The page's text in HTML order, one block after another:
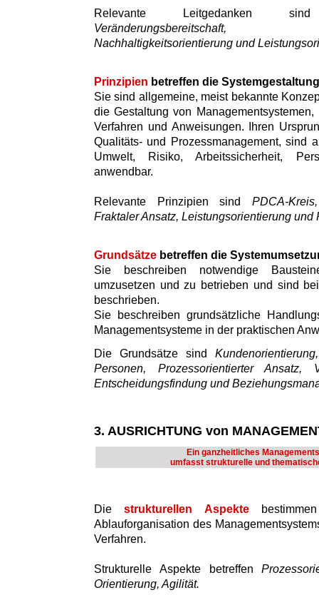
Relevante Leitgedanken
Veränderungsbereitschaft,
Nachhaltigkeitsorientierung und
Prinzipien betreffen die Systemgestaltung
Sie sind allgemeine, meist bekannte
die Gestaltung von
Verfahren und Anweisungen. Ihren
Qualitäts- und Prozessmanagement, sind
Umwelt, Risiko, Arbeitssicherheit,
anwendbar.
Relevante Prinzipien sind PDCA-
Fraktaler Ansatz, Leistungsorientierung und
Grundsätze betreffen die
Sie beschreiben notwendige
umzusetzen und zu betrieben und sind
beschrieben.
Sie beschreiben grundsätzliche
Managementsysteme in der praktischen
Die Grundsätze sind
Personen, Prozessorientierter Ansatz,
Entscheidungsfindung und
3. AUSRICHTUNG von
Ein ganzheitliches
umfasst strukturelle und
Diestrukturellen Aspekte
Ablauforganisation des
Verfahren.
Strukturelle Aspekte betreffen
Orientierung, Agilität.